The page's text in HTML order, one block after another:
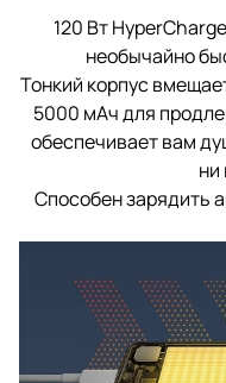
120 Вт
необычайно
Тонкий корпус
5000 мАч для
обеспечивает вам
ни
Способен зарядить